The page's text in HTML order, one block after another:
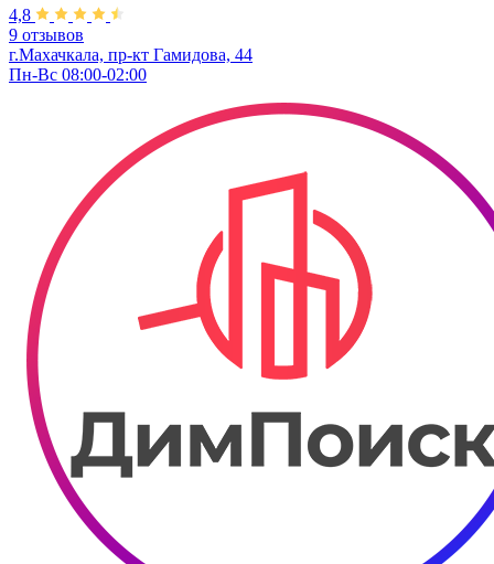
4,8
9 отзывов
г.Махачкала, пр-кт Гамидова, 44
Пн-Вс 08:00-02:00